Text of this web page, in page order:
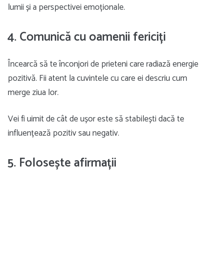
lumii și a perspectivei emoționale.
4. Comunică cu oamenii fericiți
Încearcă să te înconjori de prieteni care radiază energie
pozitivă. Fii atent la cuvintele cu care ei descriu cum
merge ziua lor.
Vei fi uimit de cât de ușor este să stabilești dacă te
influențează pozitiv sau negativ.
5. Folosește afirmații